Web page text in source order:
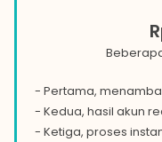
- Pertama,
- Kedua, hasil akun
- Ketiga, proses